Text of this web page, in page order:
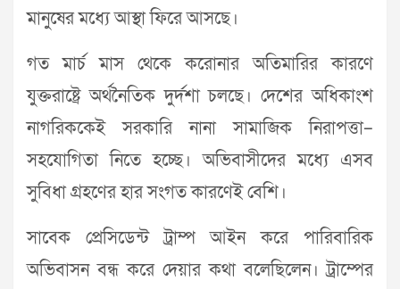
মানুষের মধ্যে আস্থা ফিরে আসছে।
গত মার্চ মাস থেকে করোনার অতিমারির কারণে
যুক্তরাষ্ট্রে অর্থনৈতিক দুর্দশা চলছে। দেশের অধিকাংশ
নাগরিককেই সরকারি নানা সামাজিক নিরাপত্তা–
সহযোগিতা নিতে হচ্ছে। অভিবাসীদের মধ্যে এসব
সুবিধা গ্রহণের হার সংগত কারণেই বেশি।
সাবেক প্রেসিডেন্ট ট্রাম্প আইন করে পারিবারিক
অভিবাসন বন্ধ করে দেয়ার কথা বলেছিলেন। ট্রাম্পের